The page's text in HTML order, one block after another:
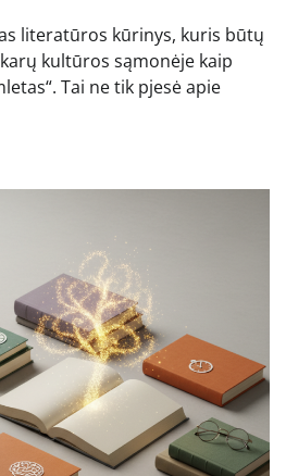
literatūros kūrinys, kuris būtų
kultūros sąmonėje kaip
Tai ne tik pjesė apie